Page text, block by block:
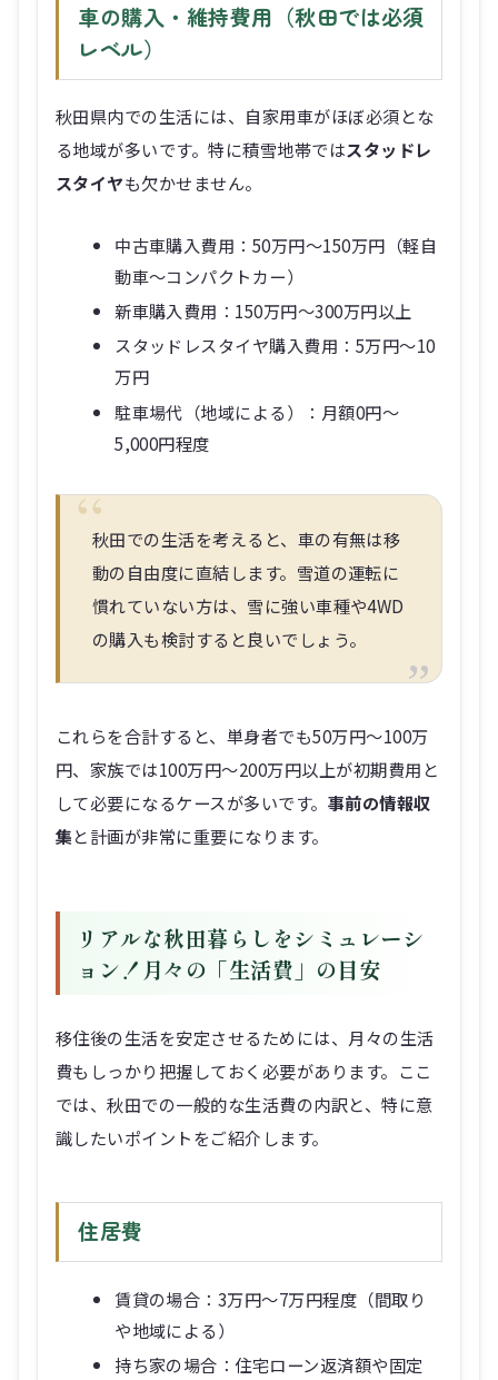
車の購入・維持費用（秋田では必須
レベル）
秋田県内での生活には、自家用車がほぼ必須とな
る地域が多いです。特に積雪地帯ではスタッドレ
スタイヤも欠かせません。
中古車購入費用：50万円～150万円（軽自
動車～コンパクトカー）
新車購入費用：150万円～300万円以上
スタッドレスタイヤ購入費用：5万円～10
万円
駐車場代（地域による）：月額0円～
5,000円程度
秋田での生活を考えると、車の有無は移
動の自由度に直結します。雪道の運転に
慣れていない方は、雪に強い車種や4WD
の購入も検討すると良いでしょう。
これらを合計すると、単身者でも50万円～100万
円、家族では100万円～200万円以上が初期費用と
して必要になるケースが多いです。 事前の情報収
集と計画が非常に重要になります。
リアルな秋田暮らしをシミュレーシ
ョン！月々の「生活費」の目安
移住後の生活を安定させるためには、月々の生活
費もしっかり把握しておく必要があります。ここ
では、秋田での一般的な生活費の内訳と、特に意
識したいポイントをご紹介します。
住居費
賃貸の場合：3万円～7万円程度（間取り
や地域による）
持ち家の場合：住宅ローン返済額や固定